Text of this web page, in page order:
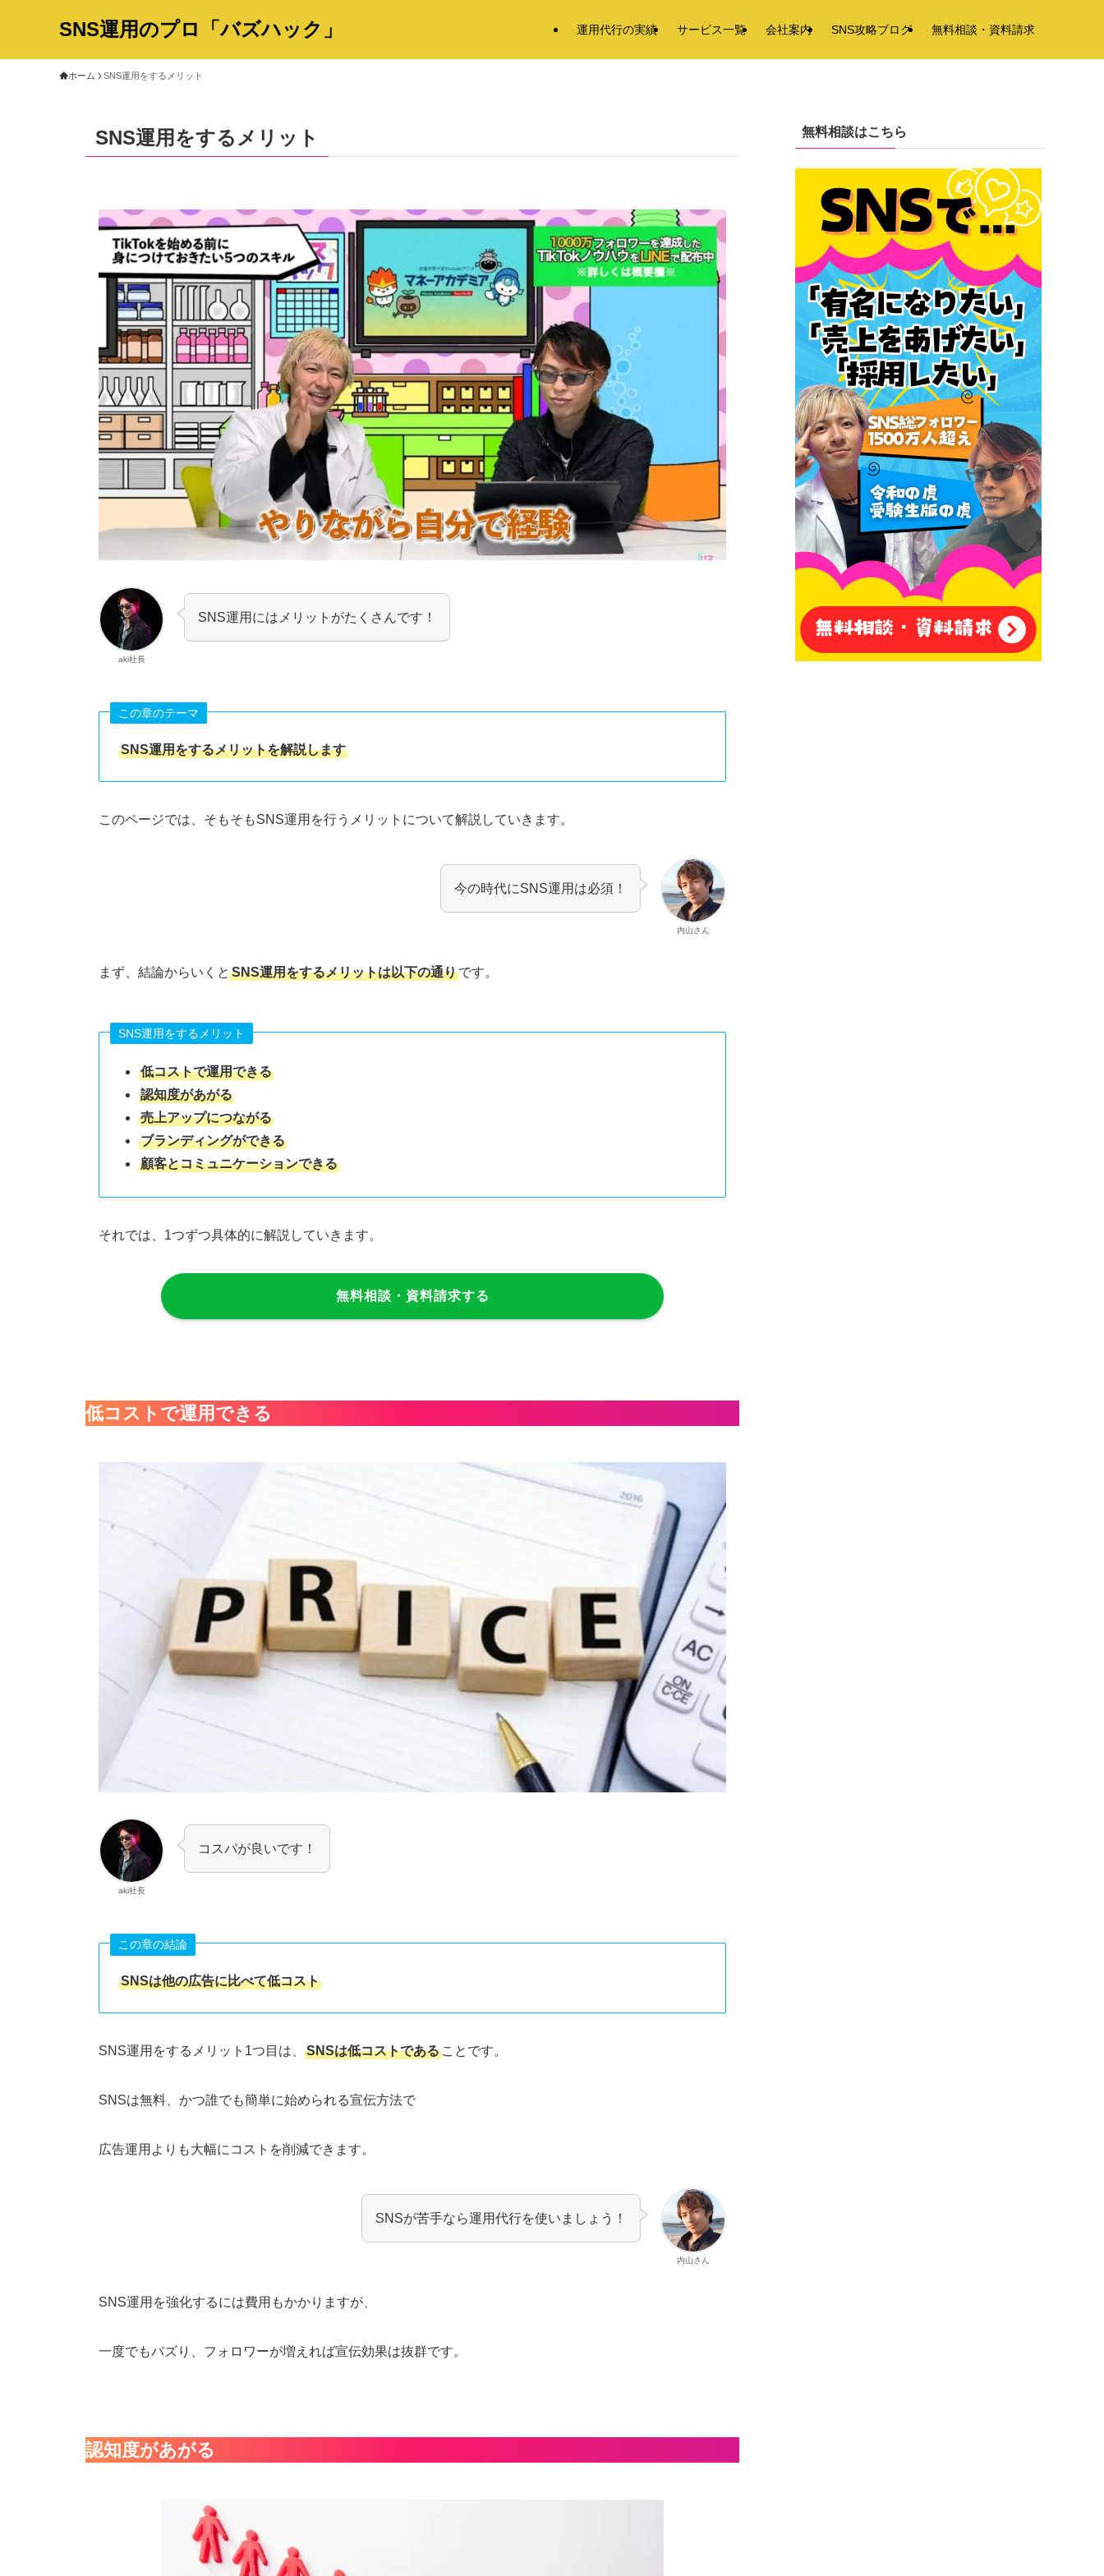
SNS運用のプロ「バズハック」 運用代行の実績 サービス一覧 会社案内 SNS攻略ブログ 無料相談・資料請求
ホーム SNS運用をするメリット
SNS運用をするメリット
aki社長
SNS運用にはメリットがたくさんです！
この章のテーマ
SNS運用をするメリットを解説します
このページでは、そもそもSNS運用を行うメリットについて解説していきます。
内山さん
今の時代にSNS運用は必須！
まず、結論からいくと SNS運用をするメリットは以下の通りです。
SNS運用をするメリット
低コストで運用できる
認知度があがる
売上アップにつながる
ブランディングができる
顧客とコミュニケーションできる
それでは、1つずつ具体的に解説していきます。
無料相談・資料請求する
低コストで運用できる
aki社長
コスパが良いです！
この章の結論
SNSは他の広告に比べて低コスト
SNS運用をするメリット1つ目は、 SNSは低コストである ことです。
SNSは無料、かつ誰でも簡単に始められる宣伝方法で
広告運用よりも大幅にコストを削減できます。
内山さん
SNSが苦手なら運用代行を使いましょう！
SNS運用を強化するには費用もかかりますが、
一度でもバズり、フォロワーが増えれば宣伝効果は抜群です。
認知度があがる
無料相談はこちら